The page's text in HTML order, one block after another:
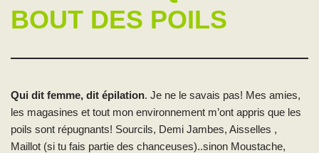
BOUT DES POILS
Qui dit femme, dit épilation. Je ne le savais pas! Mes amies,
les magasines et tout mon environnement m’ont appris que les
poils sont répugnants! Sourcils, Demi Jambes, Aisselles ,
Maillot (si tu fais partie des chanceuses)..sinon Moustache,